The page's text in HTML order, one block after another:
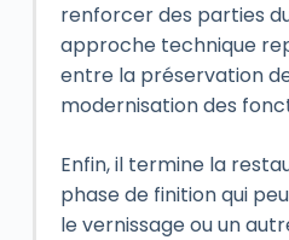
renforcer des parties
approche technique
entre la préservation
modernisation des
Enfin, il termine la
phase de finition qui
le vernissage ou un